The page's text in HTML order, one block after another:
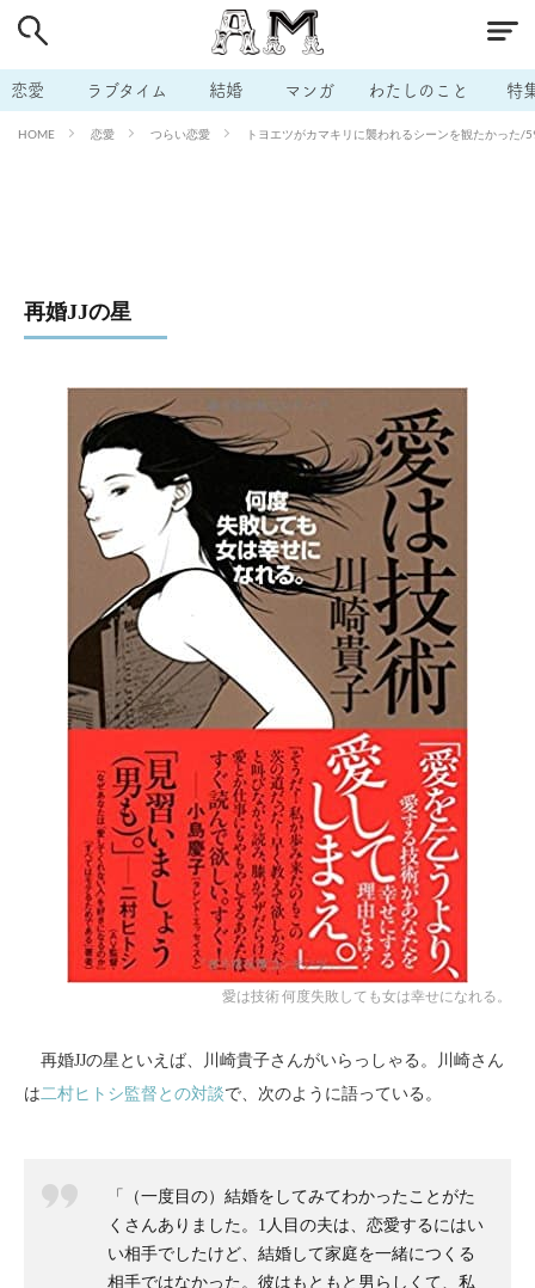
恋愛 ラブタイム 結婚 マンガ わたしのこと 特
HOME 恋愛 つらい恋愛 トヨエツがカマキリに襲われるシーンを観たかった/
再婚JJの星
愛は技術 何度失敗しても女は幸せになれる。
再婚JJの星といえば、川崎貴子さんがいらっしゃる。川崎さん
は 二村ヒトシ監督との対談で、次のように語っている。
「（一度目の）結婚をしてみてわかったことがた
くさんありました。1人目の夫は、恋愛するにはい
い相手でしたけど、結婚して家庭を一緒につくる
相手ではなかった。彼はもともと男らしくて、私
# 男の本音 # セフレ
# 不倫 # 出会う方法 # マッチングアプリ
# ラブグッズ # 体の相性 # イケない